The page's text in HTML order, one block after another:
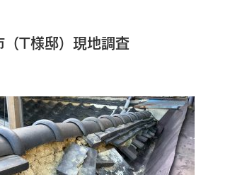
（T様邸）現地調査